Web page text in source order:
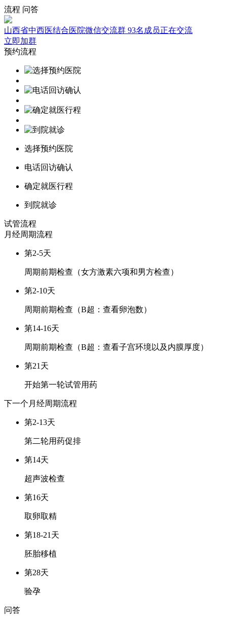
流程 问答
山西省中西医结合医院微信交流群 93名成员正在交流
立即加群
预约流程
选择预约医院
电话回访确认
确定就医行程
到院就诊
试管流程
月经周期流程
第2-5天
周期前期检查（女方激素六项和男方检查）
第2-10天
周期前期检查（B超：查看卵泡数）
第14-16天
周期前期检查（B超：查看子宫环境以及内膜厚度）
第21天
开始第一轮试管用药
下一个月经周期流程
第2-13天
第二轮用药促排
第14天
超声波检查
第16天
取卵取精
第18-21天
胚胎移植
第28天
验孕
问答